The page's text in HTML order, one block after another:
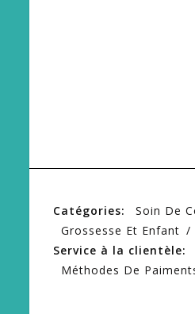
Catégories: Soin De
Grossesse Et Enfant
Service à la clientèle:
Méthodes De